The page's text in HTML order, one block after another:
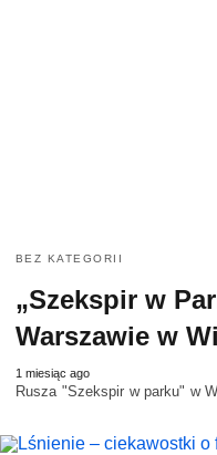
BEZ KATEGORII
„Szekspir w
Warszawie w
1 miesiąc ago
Rusza "Szekspir w parku" w